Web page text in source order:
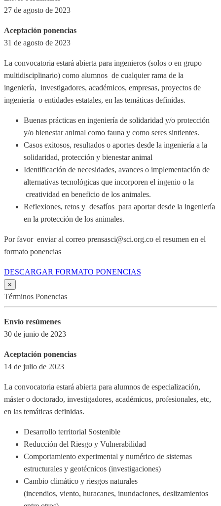
27 de agosto de 2023
Aceptación ponencias
31 de agosto de 2023
La convocatoria estará abierta para ingenieros (solos o en grupo
multidisciplinario) como alumnos de cualquier rama de la
ingeniería, investigadores, académicos, empresas, proyectos de
ingeniería o entidades estatales, en las temáticas definidas.
Buenas prácticas en ingeniería de solidaridad y/o protección
y/o bienestar animal como fauna y como seres sintientes.
Casos exitosos, resultados o aportes desde la ingeniería a la
solidaridad, protección y bienestar animal
Identificación de necesidades, avances o implementación de
alternativas tecnológicas que incorporen el ingenio o la
creatividad en beneficio de los animales.
Reflexiones, retos y desafíos para aportar desde la ingeniería
en la protección de los animales.
Por favor enviar al correo prensasci@sci.org.co el resumen en el
formato ponencias
DESCARGAR FORMATO PONENCIAS
×
Términos Ponencias
Envío resúmenes
30 de junio de 2023
Aceptación ponencias
14 de julio de 2023
La convocatoria estará abierta para alumnos de especialización,
máster o doctorado, investigadores, académicos, profesionales, etc,
en las temáticas definidas.
Desarrollo territorial Sostenible
Reducción del Riesgo y Vulnerabilidad
Comportamiento experimental y numérico de sistemas
estructurales y geotécnicos (investigaciones)
Cambio climático y riesgos naturales
(incendios, viento, huracanes, inundaciones, deslizamientos